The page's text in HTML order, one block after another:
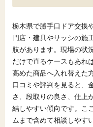
栃木県で勝手口ドア交換
門店・建具やサッシの施
肢があります。現場の状
だけで直るケースもあれ
高めた商品へ入れ替えた
口コミや評判を見ると、
さ、段取りの良さ、仕上
結しやすい傾向です。こ
ムまで含めて相談しやす